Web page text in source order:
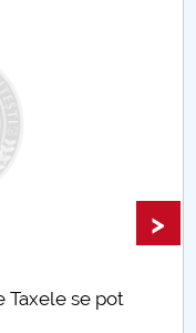
Taxele se pot
>